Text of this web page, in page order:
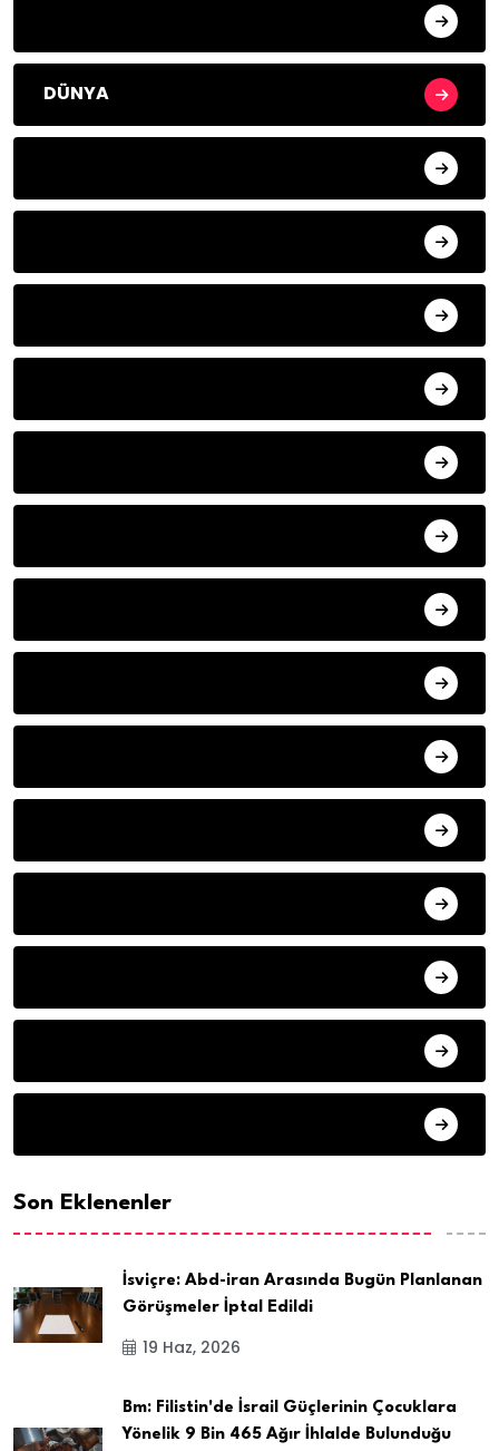
DÜNYA
Son Eklenenler
İsviçre: Abd-iran Arasında Bugün Planlanan
Görüşmeler İptal Edildi
19 Haz, 2026
Bm: Filistin'de İsrail Güçlerinin Çocuklara
Yönelik 9 Bin 465 Ağır İhlalde Bulunduğu